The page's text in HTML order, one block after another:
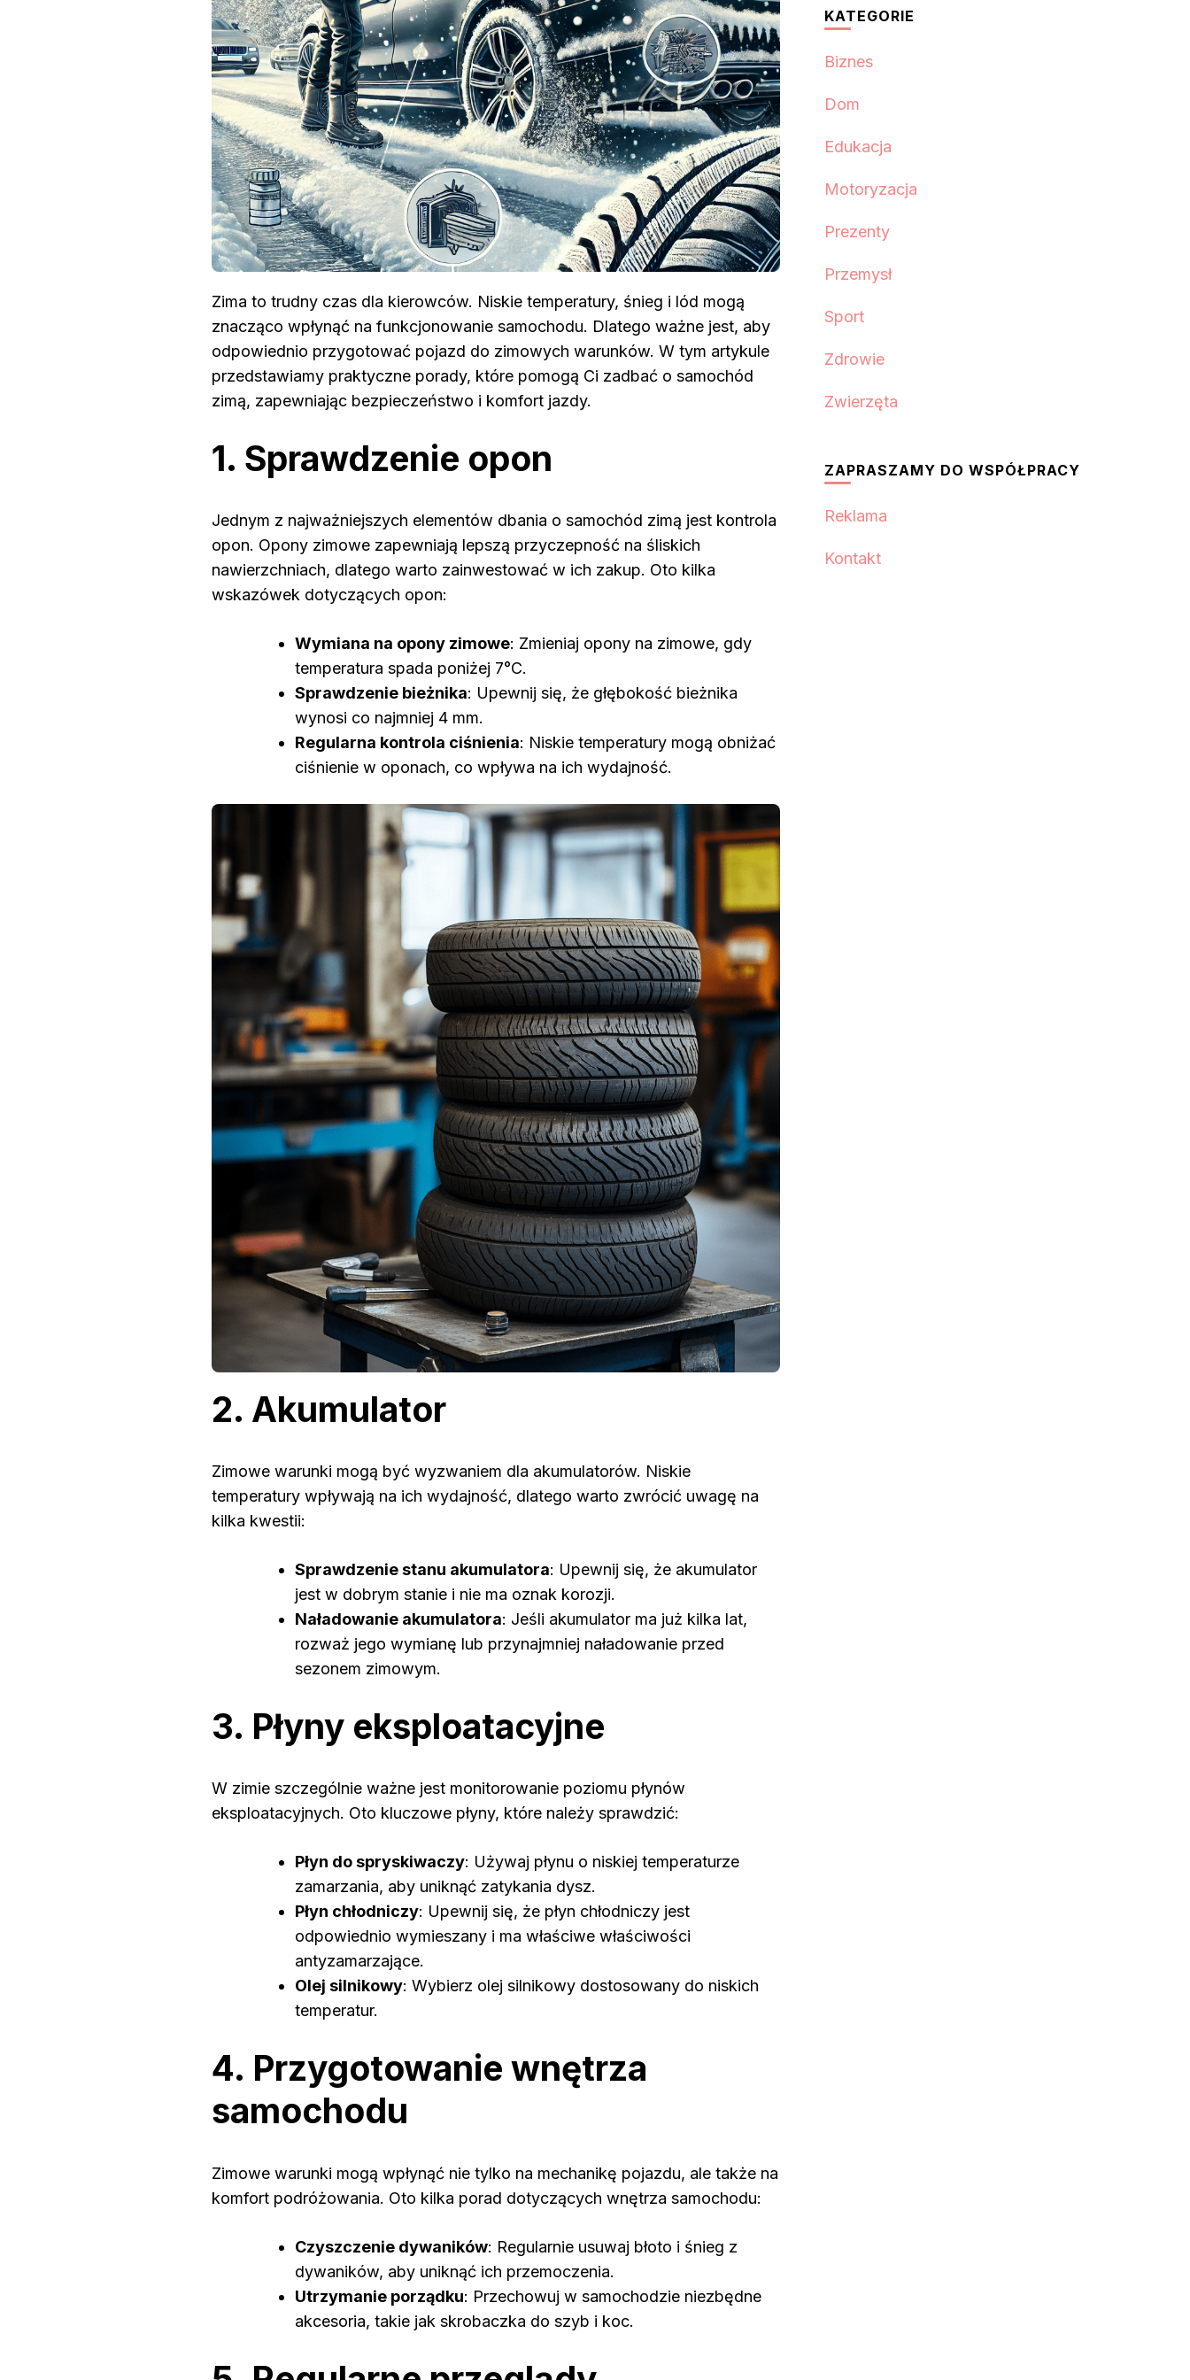
Zima to trudny czas dla kierowców. Niskie temperatury, śnieg i lód mogą
znacząco wpłynąć na funkcjonowanie samochodu. Dlatego ważne jest, aby
odpowiednio przygotować pojazd do zimowych warunków. W tym artykule
przedstawiamy praktyczne porady, które pomogą Ci zadbać o samochód
zimą, zapewniając bezpieczeństwo i komfort jazdy.
1. Sprawdzenie opon
Jednym z najważniejszych elementów dbania o samochód zimą jest kontrola
opon. Opony zimowe zapewniają lepszą przyczepność na śliskich
nawierzchniach, dlatego warto zainwestować w ich zakup. Oto kilka
wskazówek dotyczących opon:
Wymiana na opony zimowe: Zmieniaj opony na zimowe, gdy
temperatura spada poniżej 7°C.
Sprawdzenie bieżnika: Upewnij się, że głębokość bieżnika
wynosi co najmniej 4 mm.
Regularna kontrola ciśnienia: Niskie temperatury mogą obniżać
ciśnienie w oponach, co wpływa na ich wydajność.
2. Akumulator
Zimowe warunki mogą być wyzwaniem dla akumulatorów. Niskie
temperatury wpływają na ich wydajność, dlatego warto zwrócić uwagę na
kilka kwestii:
Sprawdzenie stanu akumulatora: Upewnij się, że akumulator
jest w dobrym stanie i nie ma oznak korozji.
Naładowanie akumulatora: Jeśli akumulator ma już kilka lat,
rozważ jego wymianę lub przynajmniej naładowanie przed
sezonem zimowym.
3. Płyny eksploatacyjne
W zimie szczególnie ważne jest monitorowanie poziomu płynów
eksploatacyjnych. Oto kluczowe płyny, które należy sprawdzić:
Płyn do spryskiwaczy: Używaj płynu o niskiej temperaturze
zamarzania, aby uniknąć zatykania dysz.
Płyn chłodniczy: Upewnij się, że płyn chłodniczy jest
odpowiednio wymieszany i ma właściwe właściwości
antyzamarzające.
Olej silnikowy: Wybierz olej silnikowy dostosowany do niskich
temperatur.
4. Przygotowanie wnętrza
samochodu
Zimowe warunki mogą wpłynąć nie tylko na mechanikę pojazdu, ale także na
komfort podróżowania. Oto kilka porad dotyczących wnętrza samochodu:
Czyszczenie dywaników: Regularnie usuwaj błoto i śnieg z
dywaników, aby uniknąć ich przemoczenia.
Utrzymanie porządku: Przechowuj w samochodzie niezbędne
akcesoria, takie jak skrobaczka do szyb i koc.
KATEGORIE
Biznes
Dom
Edukacja
Motoryzacja
Prezenty
Przemysł
Sport
Zdrowie
Zwierzęta
ZAPRASZAMY DO WSPÓŁPRACY
Reklama
Kontakt